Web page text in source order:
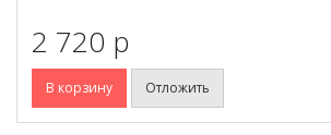
2 720 p
В корзину Отложить